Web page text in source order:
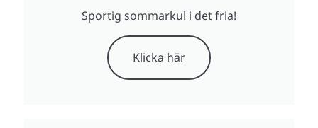
Sportig sommarkul i det fria!
Klicka här